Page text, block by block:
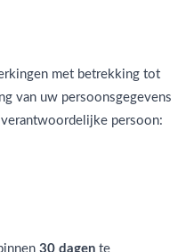
met betrekking tot
van uw persoonsgegevens
persoon:
30 dagen te